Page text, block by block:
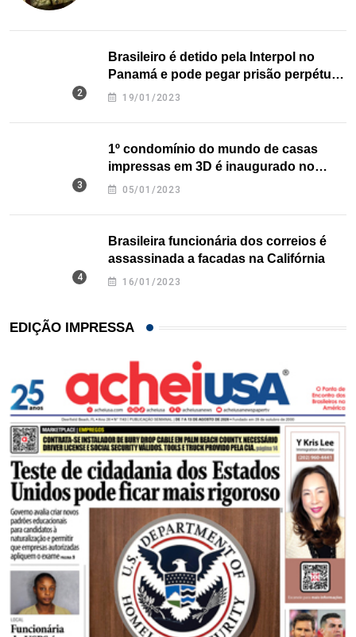
Brasileiro é detido pela Interpol no
Panamá e pode pegar prisão perpétua
nos EUA
19/01/2023
1º condomínio do mundo de casas
impressas em 3D é inaugurado no
Texas
05/01/2023
Brasileira funcionária dos correios é
assassinada a facadas na Califórnia
16/01/2023
EDIÇÃO IMPRESSA